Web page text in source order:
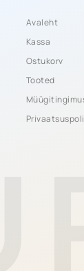
Avaleht
Kassa
Ostukorv
Tooted